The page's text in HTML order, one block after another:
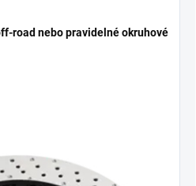
road nebo pravidelné okruhové